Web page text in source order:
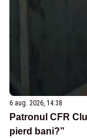
6 aug. 2026, 14:38
Patronul CFR
pierd bani?”